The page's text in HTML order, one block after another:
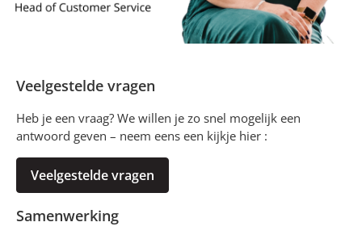
Veelgestelde vragen
Heb je een vraag? We willen je zo snel mogelijk een
antwoord geven – neem eens een kijkje hier :
Veelgestelde vragen
Samenwerking